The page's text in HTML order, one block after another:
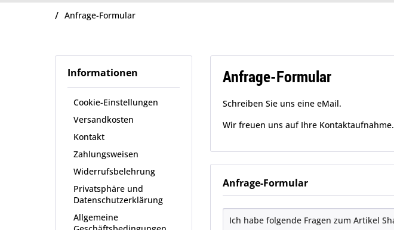
/ Anfrage-Formular
Informationen
Cookie-Einstellungen
Versandkosten
Kontakt
Zahlungsweisen
Widerrufsbelehrung
Privatsphäre und
Datenschutzerklärung
Allgemeine
Anfrage-Formular
Schreiben Sie uns eine eMail.
Wir freuen uns auf Ihre Kontaktaufnahme.
Anfrage-Formular